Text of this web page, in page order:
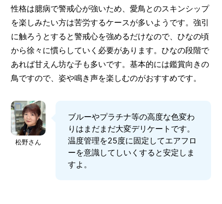
性格は臆病で警戒心が強いため、愛鳥とのスキンシップ
を楽しみたい方は苦労するケースが多いようです。強引
に触ろうとすると警戒心を強めるだけなので、ひなの頃
から徐々に慣らしていく必要があります。ひなの段階で
あれば甘えん坊な子も多いです。基本的には鑑賞向きの
鳥ですので、姿や鳴き声を楽しむのがおすすめです。
松野さん
ブルーやプラチナ等の高度な色変わ
りはまだまだ大変デリケートです。
温度管理を25度に固定してエアフロ
ーを意識してしいくすると安定しま
すよ。